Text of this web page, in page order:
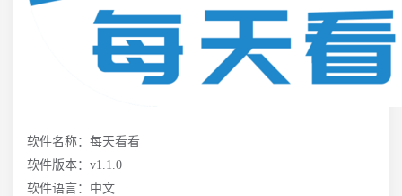
软件名称：每天看看
软件版本：v1.1.0
软件语言：中文